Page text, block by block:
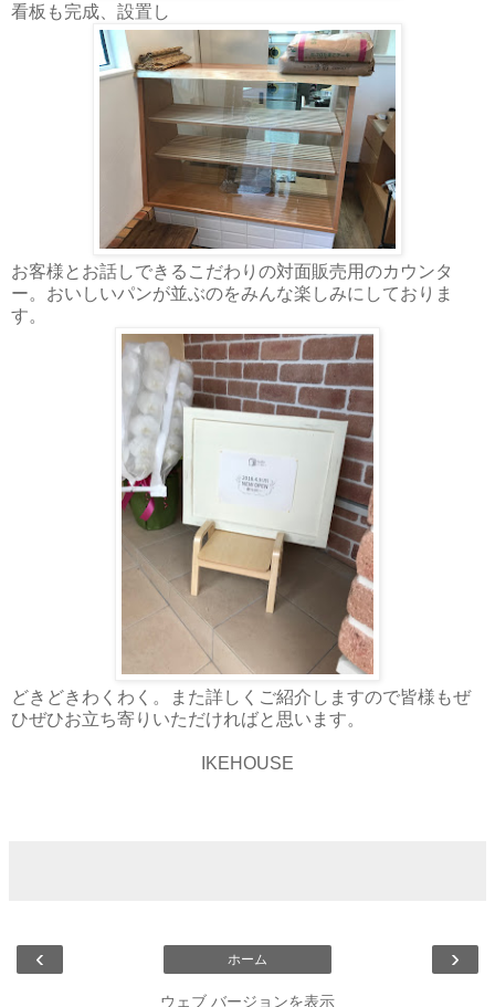
看板も完成、設置し
お客様とお話しできるこだわりの対面販売用のカウンタ
ー。おいしいパンが並ぶのをみんな楽しみにしておりま
す。
どきどきわくわく。また詳しくご紹介しますので皆様もぜ
ひぜひお立ち寄りいただければと思います。
IKEHOUSE
‹ ›
ホーム
ウェブ バージョンを表示